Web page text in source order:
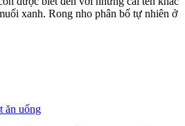
xanh. Rong nho phân bố tự nhiên ở
ăn uống